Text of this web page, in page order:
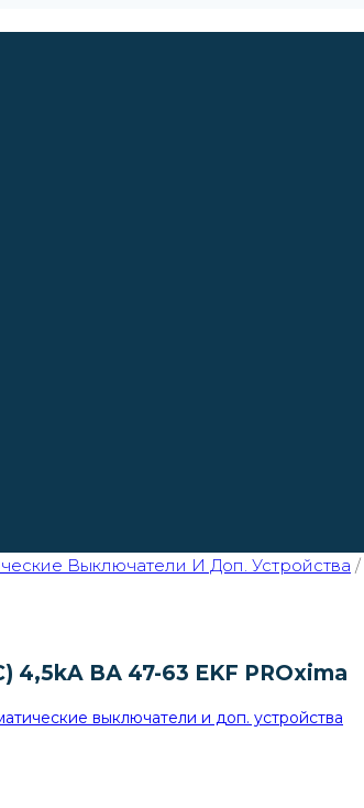
Выключатели И Доп. Устройства /
4,5kA ВА 47-63 EKF PROxima
выключатели и доп. устройства